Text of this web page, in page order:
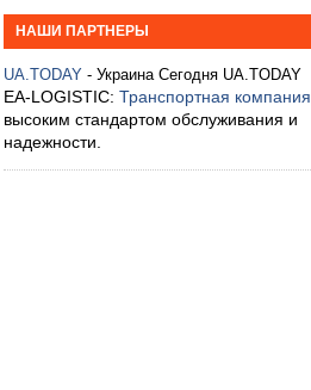
НАШИ ПАРТНЕРЫ
UA.TODAY - Украина Сегодня UA.TODAY
EA-LOGISTIC: Транспортная компания
высоким стандартом обслуживания и
надежности.